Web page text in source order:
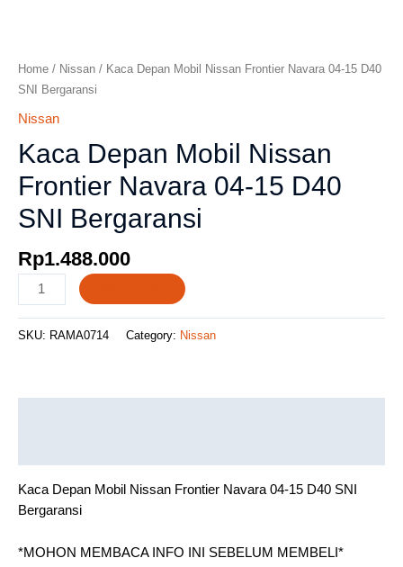
Home / Nissan / Kaca Depan Mobil Nissan Frontier Navara 04-15 D40
SNI Bergaransi
Nissan
Kaca Depan Mobil Nissan
Frontier Navara 04-15 D40
SNI Bergaransi
Rp1.488.000
SKU: RAMA0714 Category: Nissan
Kaca Depan Mobil Nissan Frontier Navara 04-15 D40 SNI
Bergaransi
*MOHON MEMBACA INFO INI SEBELUM MEMBELI*